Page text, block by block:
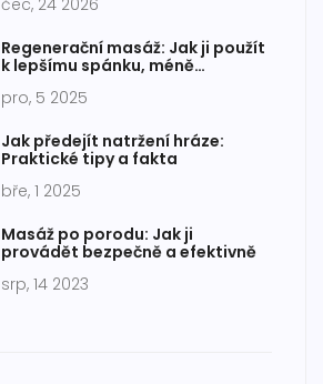
čec, 24 2026
Regenerační masáž: Jak ji použít
k lepšímu spánku, méně
pro, 5 2025
Jak předejít natržení hráze:
Praktické tipy a fakta
bře, 1 2025
Masáž po porodu: Jak ji
provádět bezpečně a efektivně
srp, 14 2023